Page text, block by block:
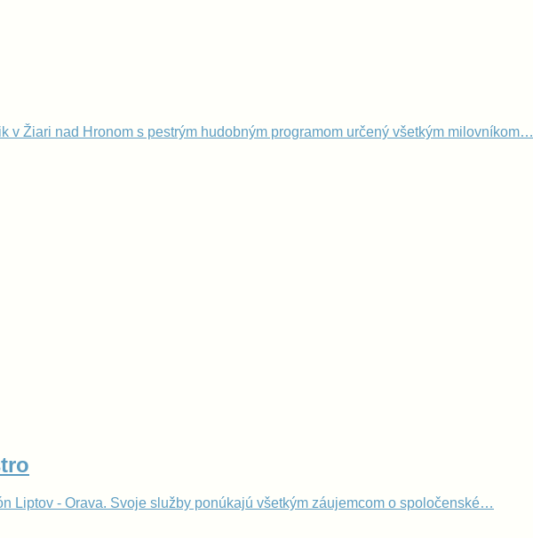
v Žiari nad Hronom s pestrým hudobným programom určený všetkým milovníkom…
Liptov - Orava. Svoje služby ponúkajú všetkým záujemcom o spoločenské…